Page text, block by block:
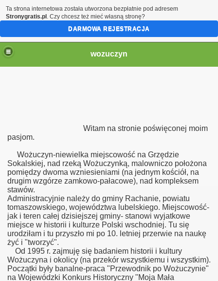
wozuczyn
Witam na stronie poświęconej moim
pasjom.
Wożuczyn-niewielka miejscowość na Grzędzie
Sokalskiej, nad rzeką Wożuczynką, malowniczo położona
pomiędzy dwoma wzniesieniami (na jednym kościół, na
drugim wzgórze zamkowo-pałacowe), nad kompleksem
stawów.
Administracyjnie należy do gminy Rachanie, powiatu
tomaszowskiego, województwa lubelskiego. Miejscowość-
jak i teren całej dzisiejszej gminy- stanowi wyjatkowe
miejsce w historii i kulturze Polski wschodniej. Tu się
urodziłam i tu przyszło mi po 10. letniej przerwie na naukę
żyć i "tworzyć".
Od 1995 r. zajmuję się badaniem historii i kultury
Wożuczyna i okolicy (na przekór wszystkiemu i wszystkim).
Początki były banalne-praca "Przewodnik po Wożuczynie"
na Wojewódzki Konkurs Historyczny "Moja Mała
i Okolic
Ta strona internetowa została utworzona bezpłatnie pod adresem
Stronygratis.pl . Czy chcesz też mieć własną stronę?
DARMOWA REJESTRACJA